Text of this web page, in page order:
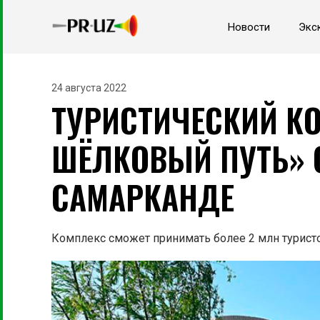
Новости
24 августа 2022
ТУРИСТИЧЕСКИЙ
ШЁЛКОВЫЙ ПУТЬ»
САМАРКАНДЕ
Комплекс сможет принимать более 2 млн